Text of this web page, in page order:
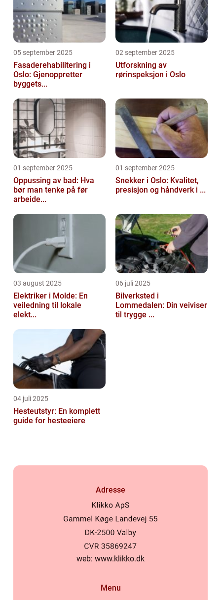
05 september 2025
Fasaderehabilitering i
Oslo: Gjenoppretter
byggets...
02 september 2025
Utforskning av
rørinspeksjon i Oslo
01 september 2025
Oppussing av bad: Hva
bør man tenke på før
arbeide...
01 september 2025
Snekker i Oslo: Kvalitet,
presisjon og håndverk i ...
03 august 2025
Elektriker i Molde: En
veiledning til lokale
elekt...
06 juli 2025
Bilverksted i
Lommedalen: Din veiviser
til trygge ...
04 juli 2025
Hesteutstyr: En komplett
guide for hesteeiere
Adresse
web: www.klikko.dk
Menu